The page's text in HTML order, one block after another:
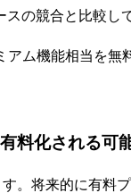
スの競合と比較し
アム機能相当を無
料化される可
。将来的に有料